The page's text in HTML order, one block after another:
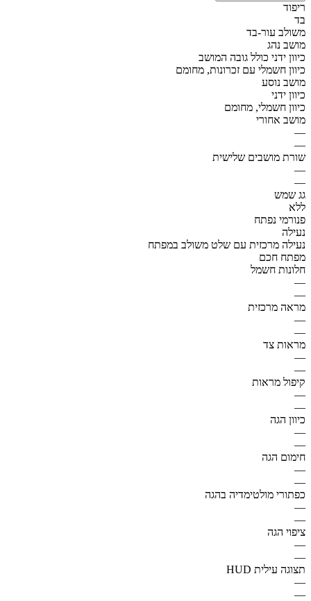
ריפוד
בד
משולב עור-בד
מושב נהג
כיוון ידני כולל גובה המושב
כיוון חשמלי עם זכרונות, מחומם
מושב נוסע
כיוון ידני
כיוון חשמלי, מחומם
מושב אחורי
—
—
שורת מושבים שלישית
—
—
גג שמש
ללא
פנורמי נפתח
נעילה
נעילה מרכזית עם שלט משולב במפתח
מפתח חכם
חלונות חשמל
—
—
מראה מרכזית
—
—
מראות צד
—
—
קיפול מראות
—
—
כיוון הגה
—
—
חימום הגה
—
—
כפתורי מולטימדיה בהגה
—
—
ציפוי הגה
—
—
תצוגה עילית HUD
—
—